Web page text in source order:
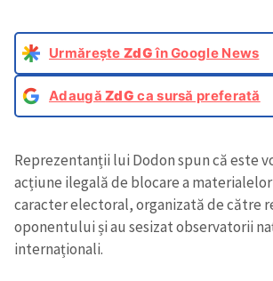
Urmărește ZdGîn Google News
AdaugăZdG ca sursă preferată
Reprezentanții lui Dodon spun că este
acțiune ilegală de blocare a
caracter electoral, organizată de către
oponentului și au sesizat observatorii
internaționali.